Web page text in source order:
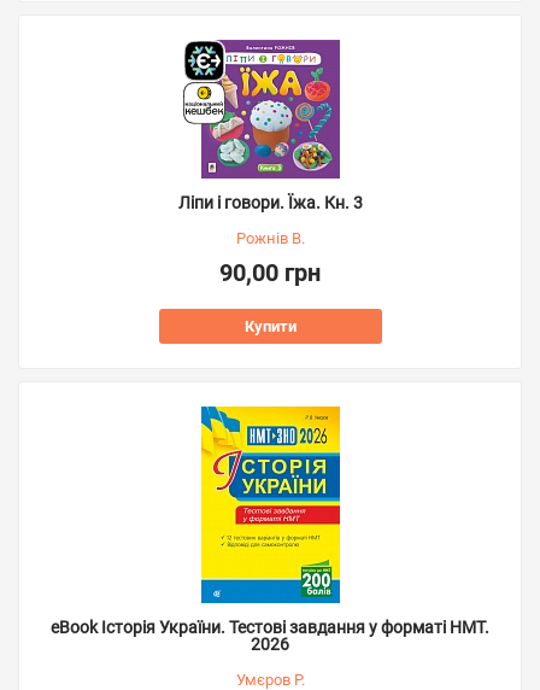
Ліпи і говори. Їжа. Кн. 3
Рожнів В.
90,00 грн
Купити
eBook Історія України. Тестові завдання у форматі НМТ.
2026
Умєров Р.